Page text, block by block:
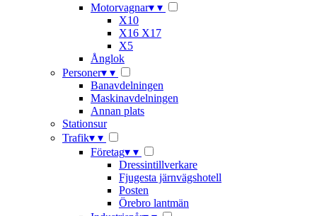
Motorvagnar▾ ▾
X10
X16 X17
X5
Ånglok
Personer▾ ▾
Banavdelningen
Maskinavdelningen
Annan plats
Stationsur
Trafik▾ ▾
Företag▾ ▾
Dressintillverkare
Fjugesta järnvägshotell
Posten
Örebro lantmän